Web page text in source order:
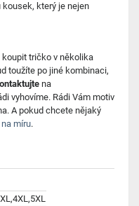
který je nejen
tričko v několika
toužíte po jiné kombinaci,
na
vyhovíme. Rádi Vám motiv
A pokud chcete nějaký
na míru.